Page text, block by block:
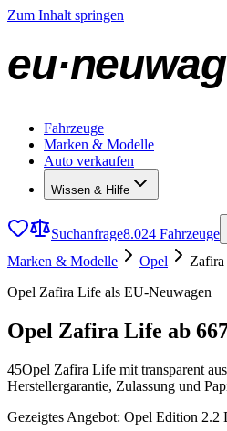
Zum Inhalt springen
Fahrzeuge
Marken & Modelle
Auto verkaufen
Wissen & Hilfe
Suchanfrage8.024 Fahrzeuge
Marken & Modelle
Opel
Opel Zafira Life als EU-Neuwagen
Opel Zafira Life ab
45Opel Zafira Life mit transparent
Herstellergarantie, Zulassung und
Gezeigtes Angebot: Opel Edition 2.2